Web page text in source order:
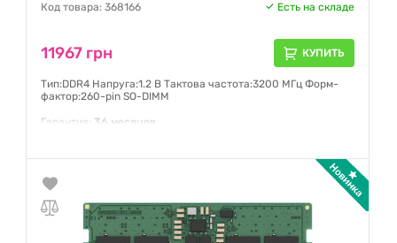
Код товара: 368166 Есть на складе
11967 грн КУПИТЬ
Тип:DDR4 Напруга:1.2 В Тактова частота:3200 МГц Форм-
фактор:260-pin SO-DIMM
Гарантия: 36 месяцев